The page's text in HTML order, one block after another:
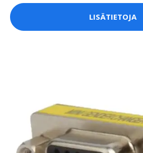
LISÄTIETOJA